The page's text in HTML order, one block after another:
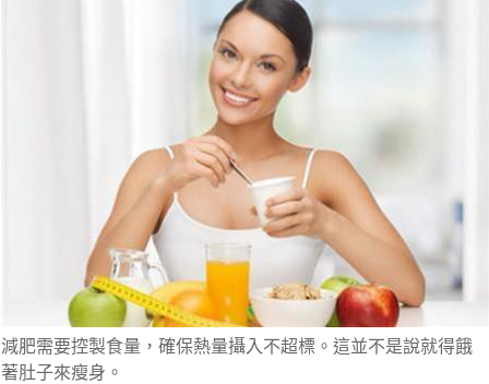
減肥需要控製食量，確保熱量攝入不超標。這並不是說就得餓
著肚子來瘦身。